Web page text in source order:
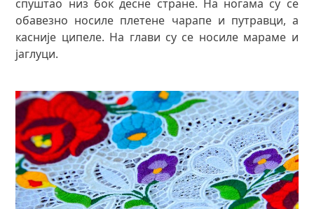
спуштао низ бок десне стране. На ногама су се
обавезно носиле плетене чарапе и путравци, а
касније ципеле. На глави су се носиле мараме и
јаглуци.